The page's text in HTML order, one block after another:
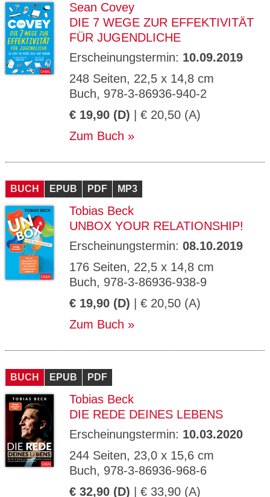
Sean Covey
DIE 7 WEGE ZUR EFFEKTIVITÄT
FÜR JUGENDLICHE
Erscheinungstermin: 10.09.2019
248 Seiten, 22,5 x 14,8 cm
Buch, 978-3-86936-940-2
€ 19,90 (D) | € 20,50 (A)
Zum Buch
BUCH EPUB PDF MP3
Tobias Beck
UNBOX YOUR RELATIONSHIP!
Erscheinungstermin: 08.10.2019
176 Seiten, 22,5 x 14,8 cm
Buch, 978-3-86936-938-9
€ 19,90 (D) | € 20,50 (A)
Zum Buch
BUCH EPUB PDF
Tobias Beck
DIE REDE DEINES LEBENS
Erscheinungstermin: 10.03.2020
244 Seiten, 23,0 x 15,6 cm
Buch, 978-3-86936-968-6
€ 32,90 (D) | € 33,90 (A)